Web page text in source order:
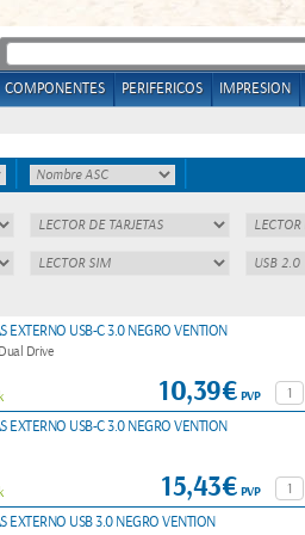
COMPONENTES PERIFERICOS IMPRESION
EXTERNO USB-C 3.0 NEGRO VENTION
Drive
10,39€PVP
EXTERNO USB-C 3.0 NEGRO VENTION
15,43€PVP
EXTERNO USB 3.0 NEGRO VENTION